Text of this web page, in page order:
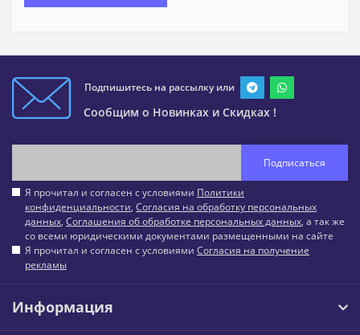
Подпишитесь на рассылку или
Сообщим о Новинках и Скидках !
Подписаться
Я прочитал и согласен с условиями Политики
конфиденциальности, Согласия на обработку персональных
данных, Соглашения об обработке персональных данных, а так же
со всеми юридическими документами размещенными на сайте
Я прочитал и согласен с условиями Согласия на получение
рекламы
Информация